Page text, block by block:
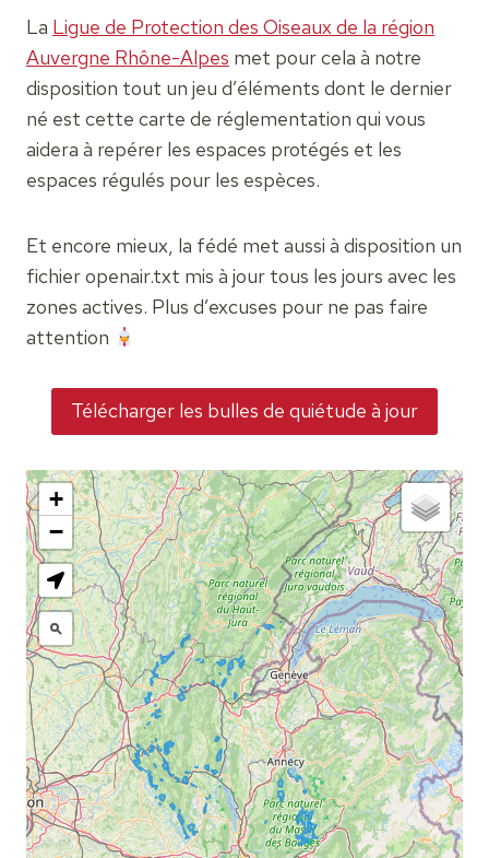
La Ligue de Protection des Oiseaux de la région
Auvergne Rhône-Alpes met pour cela à notre
disposition tout un jeu d’éléments dont le dernier
né est cette carte de réglementation qui vous
aidera à repérer les espaces protégés et les
espaces régulés pour les espèces.
Et encore mieux, la fédé met aussi à disposition un
fichier openair.txt mis à jour tous les jours avec les
zones actives. Plus d’excuses pour ne pas faire
attention
Télécharger les bulles de quiétude à jour